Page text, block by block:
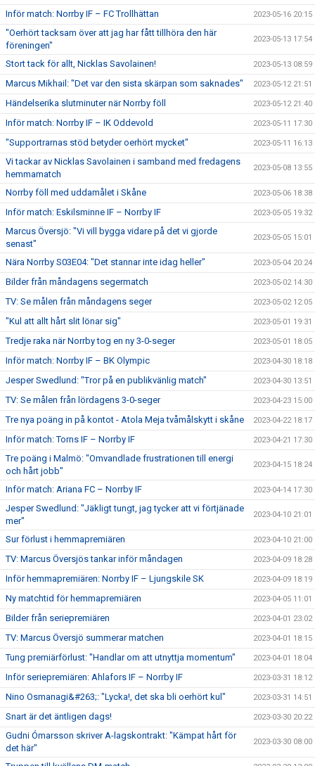
Inför match: Norrby IF – FC Trollhättan 2023-05-16 20:15
"Oerhört tacksam över att jag har fått tillhöra den här
föreningen"
2023-05-13 17:54
Stort tack för allt, Nicklas Savolainen! 2023-05-13 08:59
Marcus Mikhail: "Det var den sista skärpan som saknades" 2023-05-12 21:51
Händelserika slutminuter när Norrby föll 2023-05-12 21:40
Inför match: Norrby IF – IK Oddevold 2023-05-11 17:30
"Supportrarnas stöd betyder oerhört mycket" 2023-05-11 16:13
Vi tackar av Nicklas Savolainen i samband med fredagens
hemmamatch
2023-05-08 13:55
Norrby föll med uddamålet i Skåne 2023-05-06 18:38
Inför match: Eskilsminne IF – Norrby IF 2023-05-05 19:32
Marcus Översjö: "Vi vill bygga vidare på det vi gjorde
senast"
2023-05-05 15:01
Nära Norrby S03E04: "Det stannar inte idag heller" 2023-05-04 20:24
Bilder från måndagens segermatch 2023-05-02 14:30
TV: Se målen från måndagens seger 2023-05-02 12:05
"Kul att allt hårt slit lönar sig" 2023-05-01 19:31
Tredje raka när Norrby tog en ny 3-0-seger 2023-05-01 18:05
Inför match: Norrby IF – BK Olympic 2023-04-30 18:18
Jesper Swedlund: "Tror på en publikvänlig match" 2023-04-30 13:51
TV: Se målen från lördagens 3-0-seger 2023-04-23 15:00
Tre nya poäng in på kontot - Atola Meja tvåmålskytt i skåne 2023-04-22 18:17
Inför match: Torns IF – Norrby IF 2023-04-21 17:30
Tre poäng i Malmö: "Omvandlade frustrationen till energi
och hårt jobb"
2023-04-15 18:24
Inför match: Ariana FC – Norrby IF 2023-04-14 17:30
Jesper Swedlund: "Jäkligt tungt, jag tycker att vi förtjänade
mer"
2023-04-10 21:01
Sur förlust i hemmapremiären 2023-04-10 21:00
TV: Marcus Översjös tankar inför måndagen 2023-04-09 18:28
Inför hemmapremiären: Norrby IF – Ljungskile SK 2023-04-09 18:19
Ny matchtid för hemmapremiären 2023-04-05 11:01
Bilder från seriepremiären 2023-04-01 23:02
TV: Marcus Översjö summerar matchen 2023-04-01 18:15
Tung premiärförlust: "Handlar om att utnyttja momentum" 2023-04-01 18:04
Inför seriepremiären: Ahlafors IF – Norrby IF 2023-03-31 18:12
Nino Osmanagi&#263;: "Lycka!, det ska bli oerhört kul" 2023-03-31 14:51
Snart är det äntligen dags! 2023-03-30 20:22
Gudni Ómarsson skriver A-lagskontrakt: "Kämpat hårt för
det här"
2023-03-30 08:00